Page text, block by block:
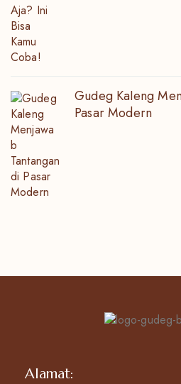
Gudeg Kaleng
Pasar Modern
Alamat: